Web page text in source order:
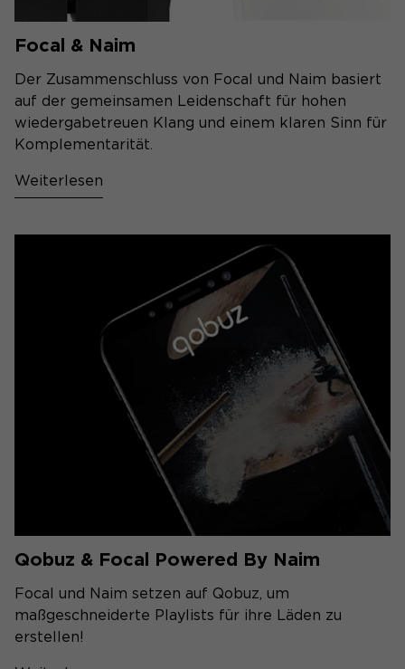
Focal & Naim
Der Zusammenschluss von Focal und Naim basiert
auf der gemeinsamen Leidenschaft für hohen
wiedergabetreuen Klang und einem klaren Sinn für
Komplementarität.
Weiterlesen
Qobuz & Focal Powered By Naim
Focal und Naim setzen auf Qobuz, um
maßgeschneiderte Playlists für ihre Läden zu
erstellen!